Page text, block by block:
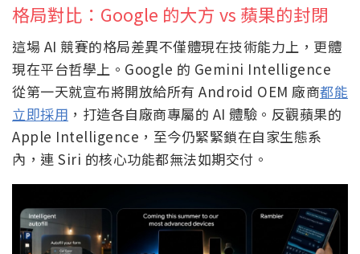
格局對比：Google 的大方 vs 蘋果的封閉
這場 AI 競賽的格局差異不僅體現在技術能力上，更體
現在平台哲學上。Google 的 Gemini Intelligence
從第一天就宣布將開放給所有 Android OEM 廠商都能
立即採用 ，打造各自廠商專屬的 AI 體驗。反觀蘋果的
Apple Intelligence，至今仍緊緊鎖在自家生態系
內，連 Siri 的核心功能都無法如期交付。